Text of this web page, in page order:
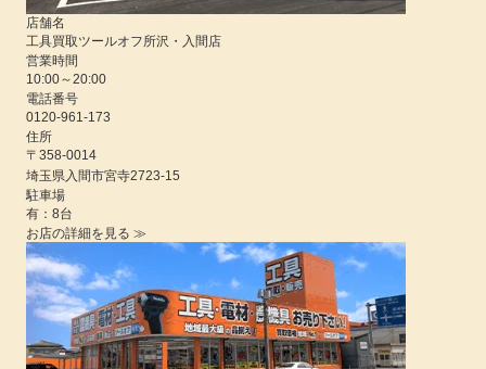
店舗名
工具買取ツールオフ所沢・入間店
営業時間
10:00～20:00
電話番号
0120-961-173
住所
〒358-0014
埼玉県入間市宮寺2723-15
駐車場
有：8台
お店の詳細を見る ≫